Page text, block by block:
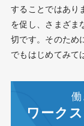
することではあり
を促し、さまざま
切です。そのため
でもはじめてみて
働
ワーク